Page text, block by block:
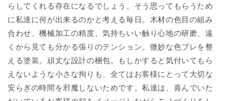
らしてくれる存在になるでしょう。そう思ってもらうため
に私達に何が出来るのかと考える毎日。木材の色目の組み
合わせ、機械加工の精度、気持ちいい触り心地の研磨、遠
くから見ても分かる張りのテンション。微妙な色ブレを整
える塗装。頑丈な設計の梱包。もしかすると気付いてもら
えないような小さな拘りも、全てはお客様にとって大切な
安らぎの時間を邪魔しないためです。私達は、喜んでいた